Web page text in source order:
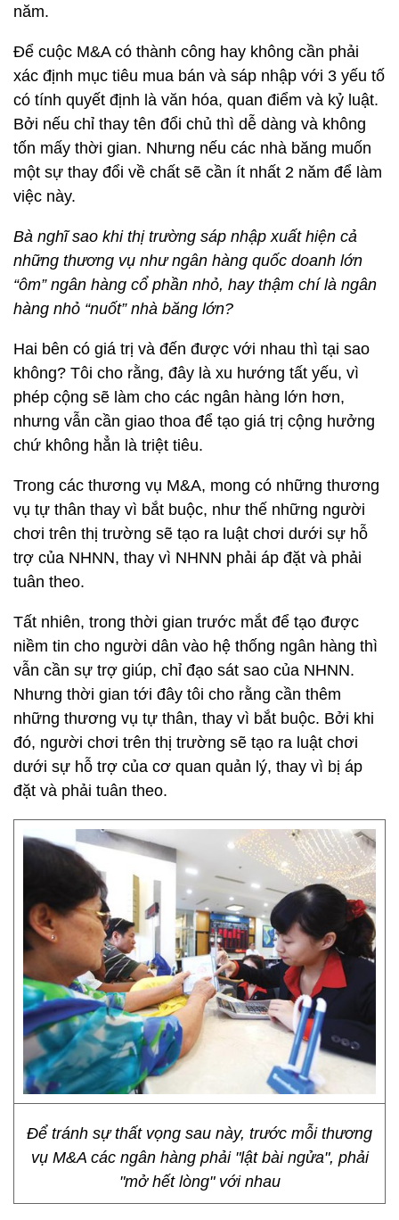
năm.
Để cuộc M&A có thành công hay không cần phải
xác định mục tiêu mua bán và sáp nhập với 3 yếu tố
có tính quyết định là văn hóa, quan điểm và kỷ luật.
Bởi nếu chỉ thay tên đổi chủ thì dễ dàng và không
tốn mấy thời gian. Nhưng nếu các nhà băng muốn
một sự thay đổi về chất sẽ cần ít nhất 2 năm để làm
việc này.
Bà nghĩ sao khi thị trường sáp nhập xuất hiện cả
những thương vụ như ngân hàng quốc doanh lớn
“ôm” ngân hàng cổ phần nhỏ, hay thậm chí là ngân
hàng nhỏ “nuốt” nhà băng lớn?
Hai bên có giá trị và đến được với nhau thì tại sao
không? Tôi cho rằng, đây là xu hướng tất yếu, vì
phép cộng sẽ làm cho các ngân hàng lớn hơn,
nhưng vẫn cần giao thoa để tạo giá trị cộng hưởng
chứ không hẳn là triệt tiêu.
Trong các thương vụ M&A, mong có những thương
vụ tự thân thay vì bắt buộc, như thế những người
chơi trên thị trường sẽ tạo ra luật chơi dưới sự hỗ
trợ của NHNN, thay vì NHNN phải áp đặt và phải
tuân theo.
Tất nhiên, trong thời gian trước mắt để tạo được
niềm tin cho người dân vào hệ thống ngân hàng thì
vẫn cần sự trợ giúp, chỉ đạo sát sao của NHNN.
Nhưng thời gian tới đây tôi cho rằng cần thêm
những thương vụ tự thân, thay vì bắt buộc. Bởi khi
đó, người chơi trên thị trường sẽ tạo ra luật chơi
dưới sự hỗ trợ của cơ quan quản lý, thay vì bị áp
đặt và phải tuân theo.
Để tránh sự thất vọng sau này, trước mỗi thương
vụ M&A các ngân hàng phải "lật bài ngửa", phải
"mở hết lòng" với nhau